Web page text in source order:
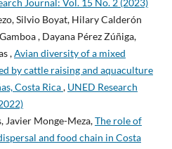
Silvio Boyat, Hilary Calderón
, Dayana Pérez Zúñiga,
,Avian diversity of a mixed
by cattle raising and aquaculture
Costa Rica, UNED Research
Javier Monge-Meza,The role of
and food chain in Costa